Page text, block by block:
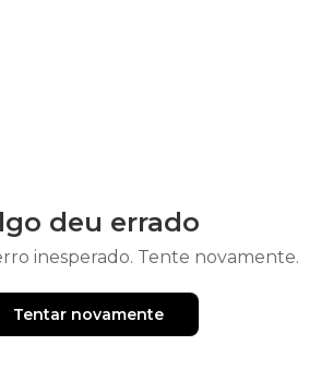
deu errado
inesperado. Tente novamente.
Tentar novamente